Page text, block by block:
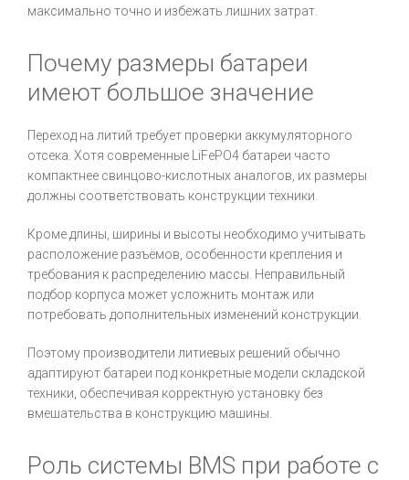
максимально точно и избежать лишних затрат.
Почему размеры батареи
имеют большое значение
Переход на литий требует проверки аккумуляторного
отсека. Хотя современные LiFePO4 батареи часто
компактнее свинцово-кислотных аналогов, их размеры
должны соответствовать конструкции техники.
Кроме длины, ширины и высоты необходимо учитывать
расположение разъёмов, особенности крепления и
требования к распределению массы. Неправильный
подбор корпуса может усложнить монтаж или
потребовать дополнительных изменений конструкции.
Поэтому производители литиевых решений обычно
адаптируют батареи под конкретные модели складской
техники, обеспечивая корректную установку без
вмешательства в конструкцию машины.
Роль системы BMS при работе с